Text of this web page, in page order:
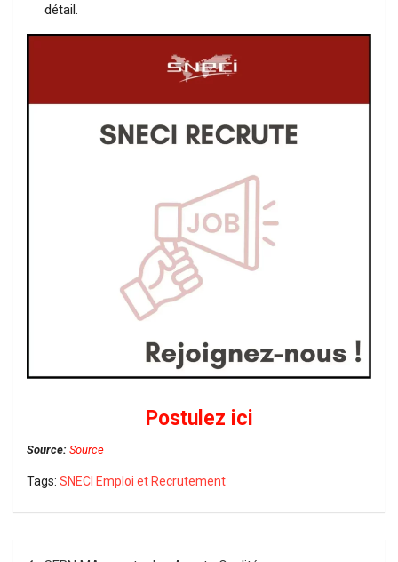
détail.
Postulez ici
Source: Source
Tags: SNECI Emploi et Recrutement